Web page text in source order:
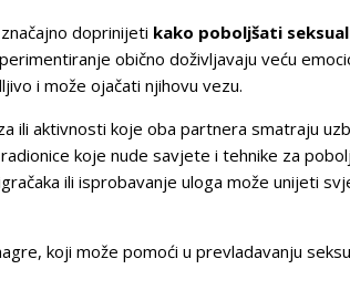
doprinijeti kako poboljšati
obično doživljavaju veću
i može ojačati njihovu vezu.
ili aktivnosti koje oba partnera smatraju
koje nude savjete i tehnike za
ili isprobavanje uloga može unijeti
koji može pomoći u prevladavanju